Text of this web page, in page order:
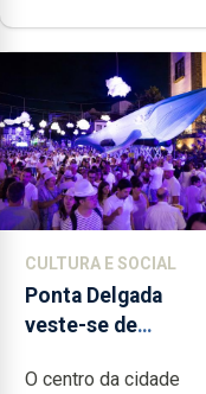
CULTURA E SOCIAL
Ponta Delgada
veste-se de
O centro da cidade